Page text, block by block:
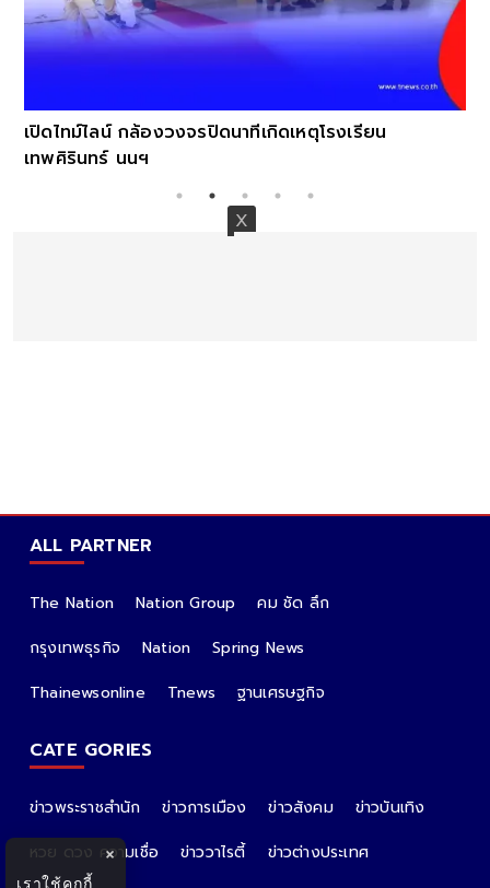
เปิดไทม์ไลน์ กล้องวงจรปิดนาทีเกิดเหตุโรงเรียน
เทพศิรินทร์ นนฯ
ALL PARTNER
The Nation Nation Group
คม ชัด ลึก
กรุงเทพธุรกิจ
Nation
Spring News
Thainewsonline
Tnews ฐานเศรษฐกิจ
CATE GORIES
ข่าวพระราชสำนัก ข่าวการเมือง ข่าวสังคม
ข่าวบันเทิง
หวย ดวง ความเชื่อ
ข่าววาไรตี้
ข่าวต่างประเทศ
×
เราใช้คุกกี้